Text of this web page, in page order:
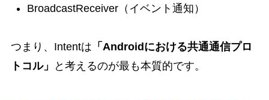
BroadcastReceiver（イベント通知）
つまり、Intentは 「Androidにおける共通通信プロ
トコル」
と考えるのが最も本質的です。